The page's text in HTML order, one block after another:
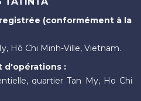
(conformément à la
Hô Chi Minh-Ville, Vietnam.
d'opérations :
quartier Tan My, Ho Chi